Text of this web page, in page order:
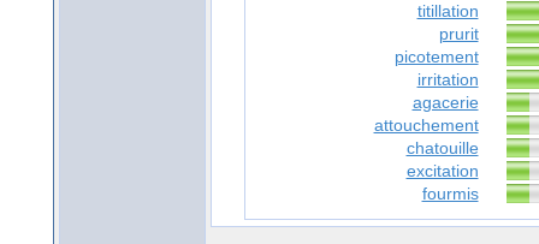
titillation
prurit
picotement
irritation
agacerie
attouchement
chatouille
excitation
fourmis